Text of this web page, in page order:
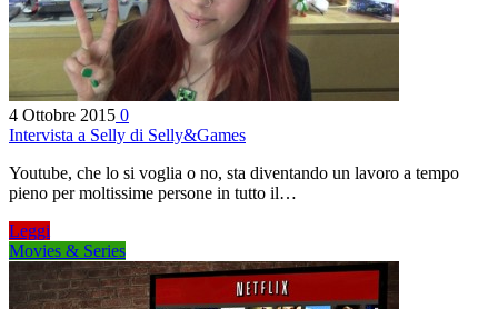
4 Ottobre 2015 0
Intervista a Selly di Selly&Games
Youtube, che lo si voglia o no, sta diventando un lavoro a tempo
pieno per moltissime persone in tutto il…
Leggi
Movies & Series